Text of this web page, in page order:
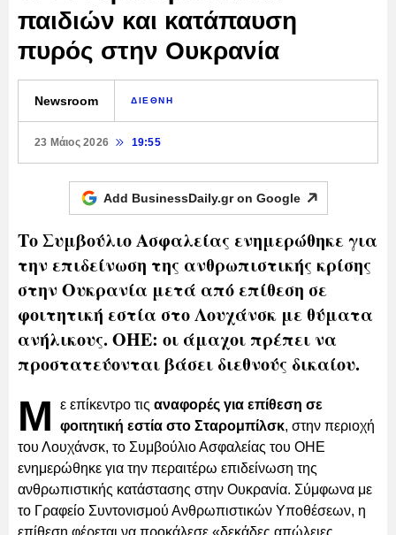
παιδιών και κατάπαυση
πυρός στην Ουκρανία
Newsroom ΔΙΕΘΝΗ
23 Μάιος 2026 19:55
Add BusinessDaily.gr on Google
Το Συμβούλιο Ασφαλείας ενημερώθηκε για
την επιδείνωση της ανθρωπιστικής κρίσης
στην Ουκρανία μετά από επίθεση σε
φοιτητική εστία στο Λουχάνσκ με θύματα
ανήλικους. ΟΗΕ: οι άμαχοι πρέπει να
προστατεύονται βάσει διεθνούς δικαίου.
Μ ε επίκεντρο τις αναφορές για επίθεση σε
φοιτητική εστία στο Σταρομπίλσκ, στην περιοχή
του Λουχάνσκ, το Συμβούλιο Ασφαλείας του ΟΗΕ
ενημερώθηκε για την περαιτέρω επιδείνωση της
ανθρωπιστικής κατάστασης στην Ουκρανία. Σύμφωνα με
το Γραφείο Συντονισμού Ανθρωπιστικών Υποθέσεων, η
επίθεση φέρεται να προκάλεσε «δεκάδες απώλειες